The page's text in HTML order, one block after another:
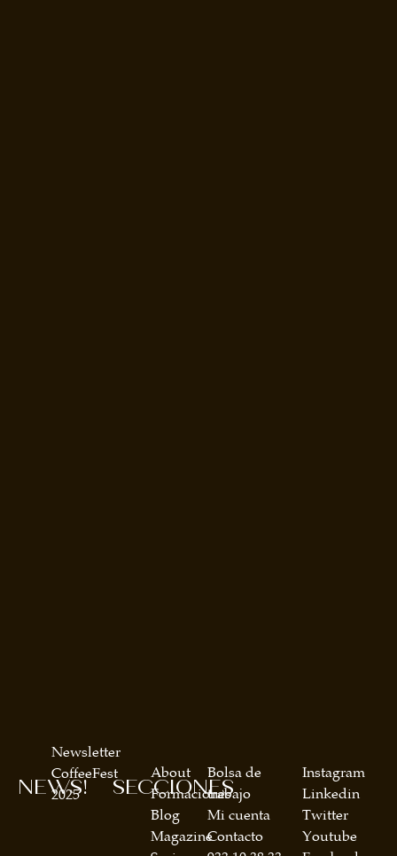
SECCIONES
About
Formaciones
Blog
Magazine
Bolsa de
trabajo
Mi cuenta
Contacto
NEWS!
Newsletter
CoffeeFest
2025
Instagram
Linkedin
Twitter
Youtube